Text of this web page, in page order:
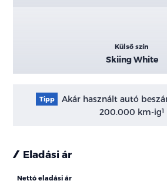
Külső szín
Skiing White
Tipp
Akár használt autó
200.000 km-ig1
Eladási ár
Nettó eladási ár